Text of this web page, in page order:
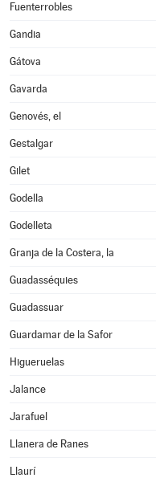
Fuenterrobles
Gandia
Gátova
Gavarda
Genovés, el
Gestalgar
Gilet
Godella
Godelleta
Granja de la Costera, la
Guadasséquies
Guadassuar
Guardamar de la Safor
Higueruelas
Jalance
Jarafuel
Llanera de Ranes
Llaurí